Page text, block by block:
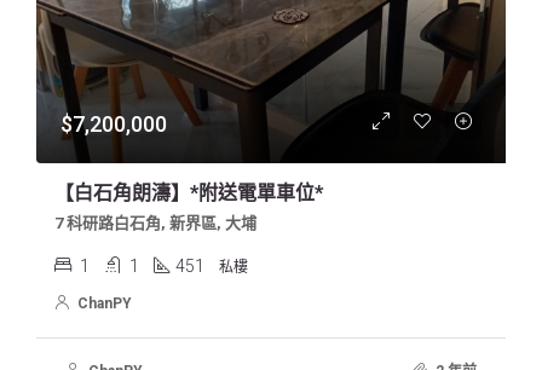
$7,200,000
【白石角朗濤】*附送電單車位*
7 科研路白石角, 新界區, 大埔
1 1 451 私樓
ChanPY